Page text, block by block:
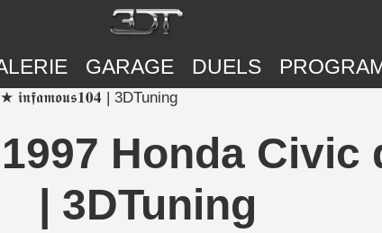
GARAGE DUELS
𝖎𝖓𝖋𝖆𝖒𝖔𝖚𝖘𝟏𝟎𝟒 | 3DTuning
Honda Civic
| 3DTuning